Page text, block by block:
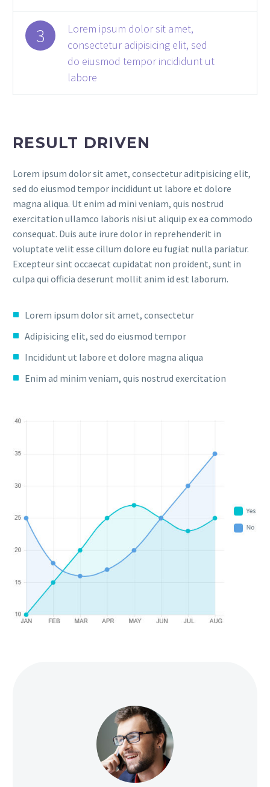
3
Lorem ipsum dolor sit amet,
consectetur adipisicing elit, sed
do eiusmod tempor incididunt ut
labore
RESULT DRIVEN
Lorem ipsum dolor sit amet, consectetur aditpisicing elit,
sed do eiusmod tempor incididunt ut labore et dolore
magna aliqua. Ut enim ad mini veniam, quis nostrud
exercitation ullamco laboris nisi ut aliquip ex ea commodo
consequat. Duis aute irure dolor in reprehenderit in
voluptate velit esse cillum dolore eu fugiat nulla pariatur.
Excepteur sint occaecat cupidatat non proident, sunt in
culpa qui officia deserunt mollit anim id est laborum.
Lorem ipsum dolor sit amet, consectetur
Adipisicing elit, sed do eiusmod tempor
Incididunt ut labore et dolore magna aliqua
Enim ad minim veniam, quis nostrud exercitation